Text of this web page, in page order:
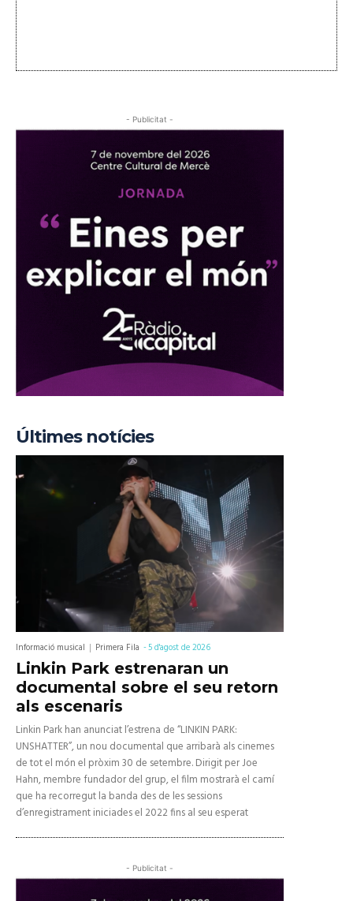
- Publicitat -
Últimes notícies
Informació musical Primera Fila -5 d'agost de 2026
Linkin Park estrenaran un
documental sobre el seu retorn
als escenaris
Linkin Park han anunciat l’estrena de “LINKIN PARK:
UNSHATTER”, un nou documental que arribarà als cinemes
de tot el món el pròxim 30 de setembre. Dirigit per Joe
Hahn, membre fundador del grup, el film mostrarà el camí
que ha recorregut la banda des de les sessions
d’enregistrament iniciades el 2022 fins al seu esperat
- Publicitat -